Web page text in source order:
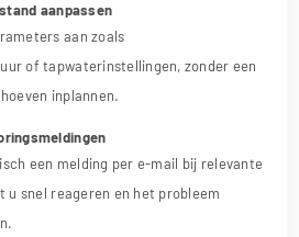
aanpassen
aan zoals
of tapwaterinstellingen, zonder een
inplannen.
een melding per e-mail bij relevante
u snel reageren en het probleem